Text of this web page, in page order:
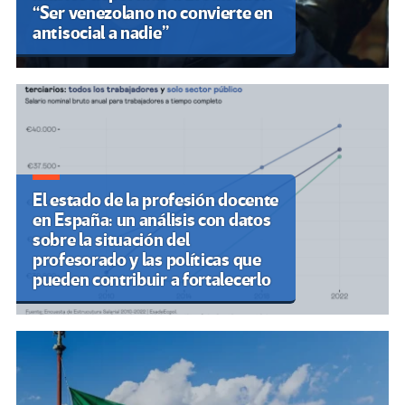
“Ser venezolano no convierte en
antisocial a nadie”
El estado de la profesión docente
en España: un análisis con datos
sobre la situación del
profesorado y las políticas que
pueden contribuir a fortalecerlo